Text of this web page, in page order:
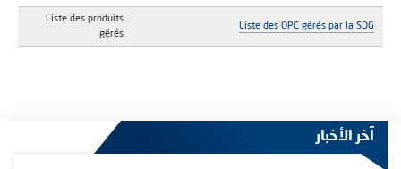
Liste des produits
gérés
Liste des OPC gérés par la SDG
آخر الأخبار